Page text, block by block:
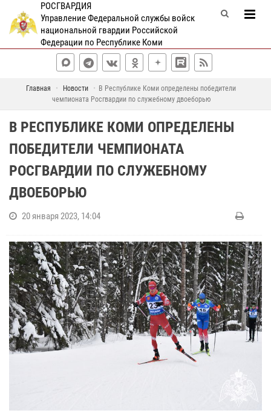
РОСГВАРДИЯ
Управление Федеральной службы войск
национальной гвардии Российской
Федерации по Республике Коми
Главная Новости
В Республике Коми определены победители
чемпионата Росгвардии по служебному двоеборью
В РЕСПУБЛИКЕ КОМИ ОПРЕДЕЛЕНЫ
ПОБЕДИТЕЛИ ЧЕМПИОНАТА
РОСГВАРДИИ ПО СЛУЖЕБНОМУ
ДВОЕБОРЬЮ
20 января 2023, 14:04